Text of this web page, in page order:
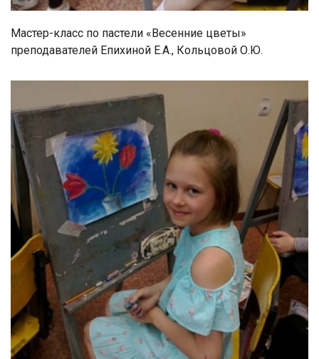
Мастер-класс по пастели «Весенние цветы»
преподавателей Епихиной Е.А., Кольцовой О.Ю.